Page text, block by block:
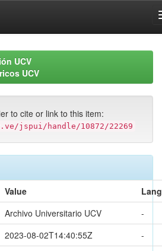
UCV
UCV
to cite or link to this item:
jspui/handle/10872/22269
Value
Archivo Universitario UCV
-
2023-08-02T14:40:55Z
-